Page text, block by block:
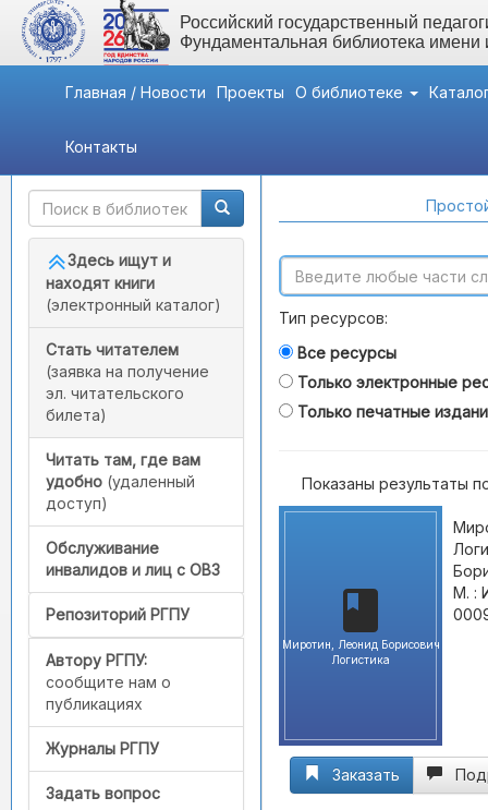
Российский государственный
Фундаментальная библиотека
Главная / Новости Проекты О библиотеке
Контакты
Быстрый доступ
Здесь ищут и
находят книги
(электронный каталог)
Стать читателем
(заявка на получение
эл. читательского
билета)
Читать там, где вам
удобно (удаленный
доступ)
Обслуживание
инвалидов и лиц с ОВЗ
Репозиторий РГПУ
Автору РГПУ:
сообщите нам о
публикациях
Журналы РГПУ
Задать вопрос
Тип ресурсов:
Все ресурсы
Только электронные
Только печатные
Показаны результаты
Миротин, Леонид Борисович
Логистика
М. :
Заказать